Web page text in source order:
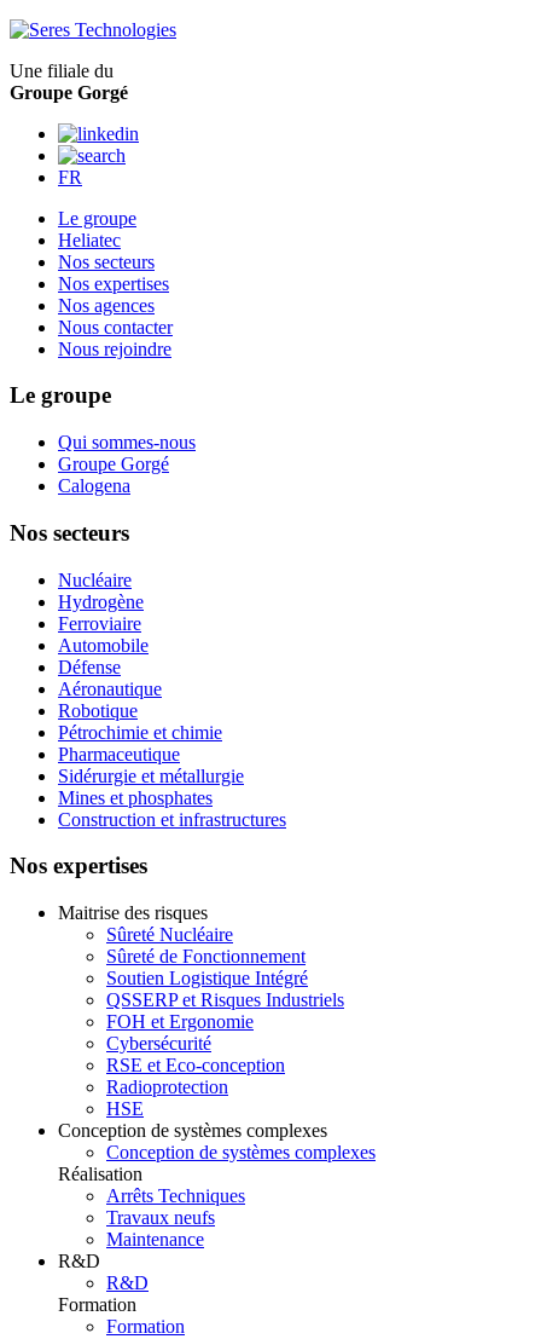
Une filiale du
Groupe Gorgé
FR
Le groupe
Heliatec
Nos secteurs
Nos expertises
Nos agences
Nous contacter
Nous rejoindre
Le groupe
Qui sommes-nous
Groupe Gorgé
Calogena
Nos secteurs
Nucléaire
Hydrogène
Ferroviaire
Automobile
Défense
Aéronautique
Robotique
Pétrochimie et chimie
Pharmaceutique
Sidérurgie et métallurgie
Mines et phosphates
Construction et infrastructures
Nos expertises
Maitrise des risques
Sûreté Nucléaire
Sûreté de Fonctionnement
Soutien Logistique Intégré
QSSERP et Risques Industriels
FOH et Ergonomie
Cybersécurité
RSE et Eco-conception
Radioprotection
HSE
Conception de systèmes complexes
Conception de systèmes complexes
Réalisation
Arrêts Techniques
Travaux neufs
Maintenance
R&D
R&D
Formation
Formation